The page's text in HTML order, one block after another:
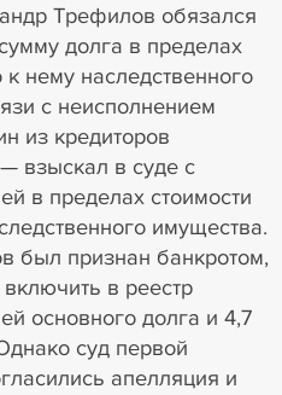
Трефилов обязался
долга в пределах
нему наследственного
с неисполнением
из кредиторов
взыскал в суде с
в пределах стоимости
имущества.
был признан банкротом,
в реестр
основного долга и 4,7
суд первой
апелляция и